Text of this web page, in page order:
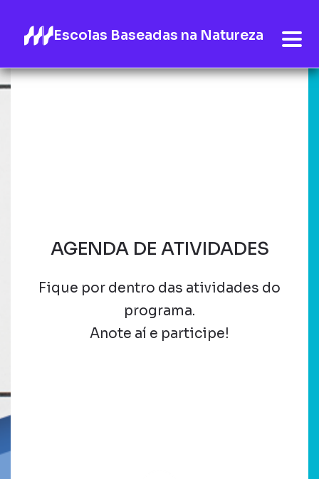
Escolas Baseadas na Natureza
AGENDA DE ATIVIDADES
Fique por dentro das atividades do
programa.
Anote aí e participe!